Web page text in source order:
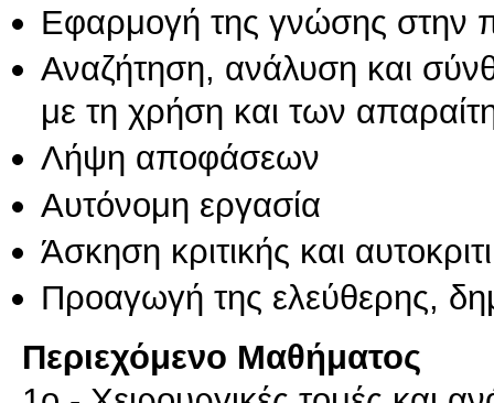
Εφαρμογή της γνώσης στην
Αναζήτηση, ανάλυση και
με τη χρήση και των
Λήψη αποφάσεων
Αυτόνομη εργασία
Άσκηση κριτικής και
Προαγωγή της ελεύθερης,
Περιεχόμενο Μαθήματος